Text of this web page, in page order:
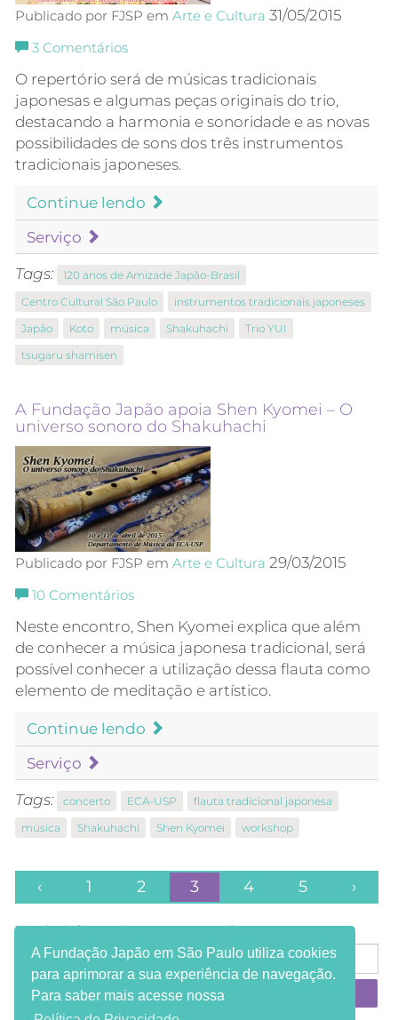
Publicado por FJSP em Arte e Cultura 31/05/2015
3 Comentários
O repertório será de músicas tradicionais
japonesas e algumas peças originais do trio,
destacando a harmonia e sonoridade e as novas
possibilidades de sons dos três instrumentos
tradicionais japoneses.
Continue lendo
Serviço
Tags:
120 anos de Amizade Japão-Brasil
Centro Cultural São Paulo
instrumentos tradicionais japoneses
Japão
Koto música Shakuhachi
Trio YUI
tsugaru shamisen
A Fundação Japão apoia Shen Kyomei – O
universo sonoro do Shakuhachi
Publicado por FJSP em Arte e Cultura 29/03/2015
10 Comentários
Neste encontro, Shen Kyomei explica que além
de conhecer a música japonesa tradicional, será
possível conhecer a utilização dessa flauta como
elemento de meditação e artístico.
Continue lendo
Serviço
Tags: concerto ECA-USP
flauta tradicional japonesa
música
Shakuhachi Shen Kyomei workshop
‹ 1 2 3 4 5 ›
Receba informações em seu e-mail:
A Fundação Japão em São Paulo utiliza cookies
para aprimorar a sua experiência de navegação.
Para saber mais acesse nossa